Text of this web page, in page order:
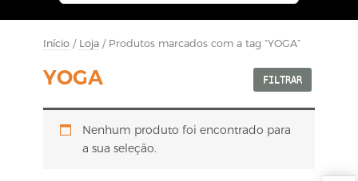
Início / Loja / Produtos marcados com a tag “YOGA”
YOGA FILTRAR
Nenhum produto foi encontrado para
a sua seleção.